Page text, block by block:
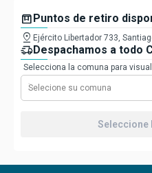
boxPuntos de retiro
pin_drop Ejército Libertador 733,
delivery_truck_speedDespachamos a todo
Selecciona la comuna para
Selecione su comuna
Seleccione